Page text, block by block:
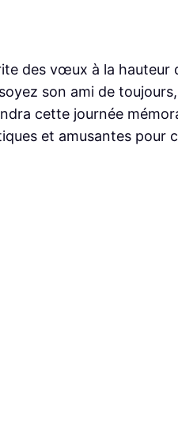
des vœux à la
son ami de
cette journée
et amusantes pour